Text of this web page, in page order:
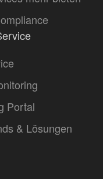
Portal
& Lösungen